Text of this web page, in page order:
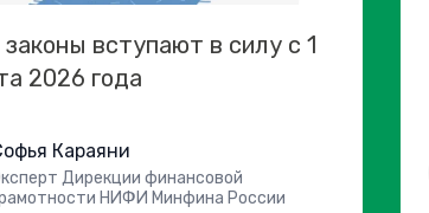
законы вступают в силу с 1
2026 года
Караяни
Дирекции финансовой
НИФИ Минфина России